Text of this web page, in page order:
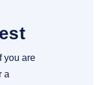
you are
a